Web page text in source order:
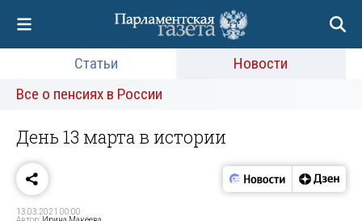
Статьи
Новости
Все о пенсиях в России
День 13 марта в истории
13.03.2021 00:00